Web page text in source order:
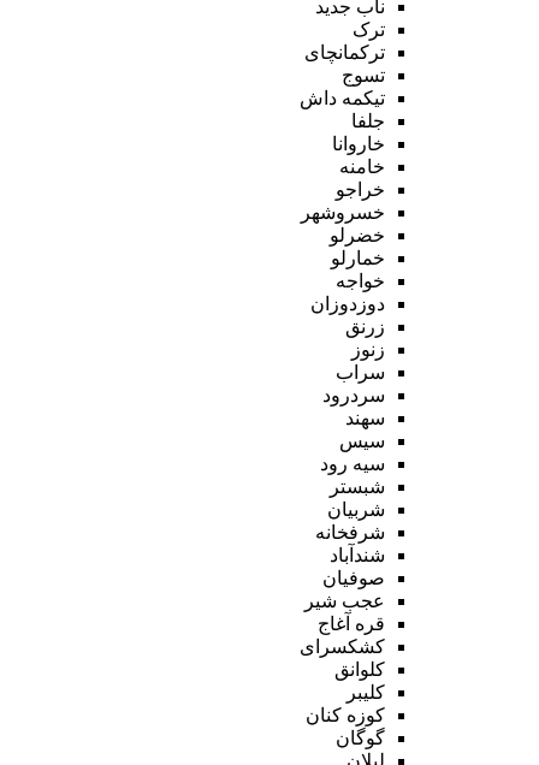
ناب جدید
ترک
ترکمانچای
تسوج
تیکمه داش
جلفا
خاروانا
خامنه
خراجو
خسروشهر
خضرلو
خمارلو
خواجه
دوزدوزان
زرنق
زنوز
سراب
سردرود
سهند
سیس
سیه رود
شبستر
شربیان
شرفخانه
شندآباد
صوفیان
عجب شیر
قره آغاج
کشکسرای
کلوانق
کلیبر
کوزه کنان
گوگان
لیلان